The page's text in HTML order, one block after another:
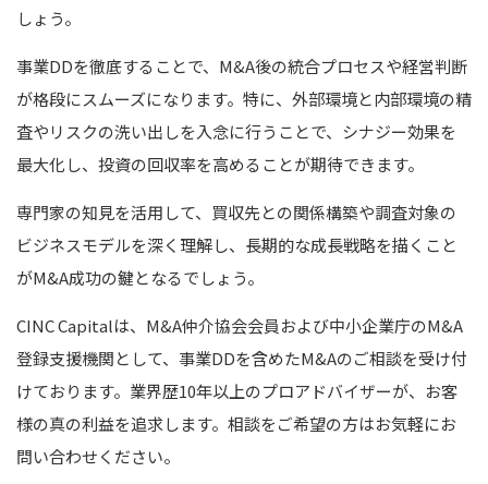
しょう。
事業DDを徹底することで、M&A後の統合プロセスや経営判断
が格段にスムーズになります。特に、外部環境と内部環境の精
査やリスクの洗い出しを入念に行うことで、シナジー効果を
最大化し、投資の回収率を高めることが期待できます。
専門家の知見を活用して、買収先との関係構築や調査対象の
ビジネスモデルを深く理解し、長期的な成長戦略を描くこと
がM&A成功の鍵となるでしょう。
CINC Capitalは、M&A仲介協会会員および中小企業庁のM&A
登録支援機関として、事業DDを含めたM&Aのご相談を受け付
けております。業界歴10年以上のプロアドバイザーが、お客
様の真の利益を追求します。相談をご希望の方はお気軽にお
問い合わせください。